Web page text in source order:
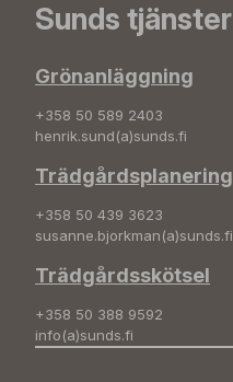
Sunds tjänster
Grönanläggning
+358 50 589 2403
henrik.sund(a)sunds.fi
Trädgårdsplanering
+358 50 439 3623
susanne.bjorkman(a)sunds.fi
Trädgårdsskötsel
+358 50 388 9592
info(a)sunds.fi